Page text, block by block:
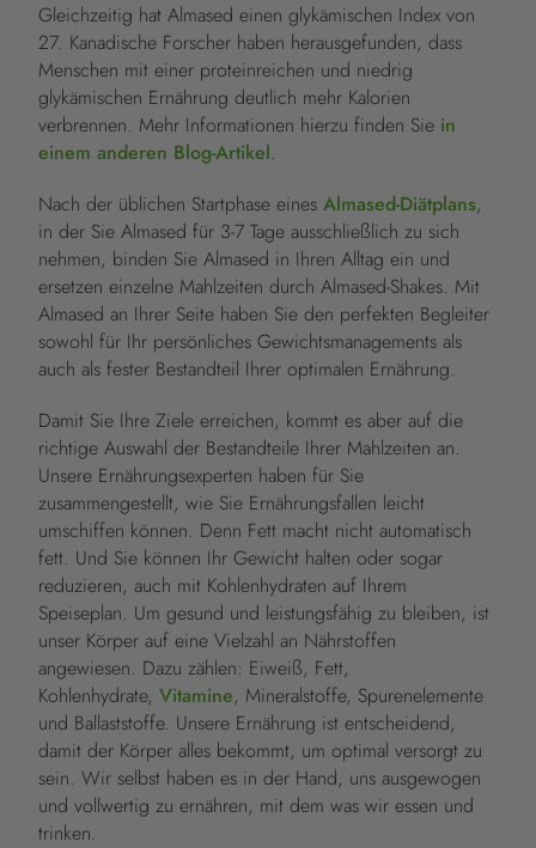
Gleichzeitig hat Almased einen glykämischen Index von
27. Kanadische Forscher haben herausgefunden, dass
Menschen mit einer proteinreichen und niedrig
glykämischen Ernährung deutlich mehr Kalorien
verbrennen. Mehr Informationen hierzu finden Sie in
einem anderen Blog-Artikel.
Nach der üblichen Startphase eines Almased-Diätplans,
in der Sie Almased für 3-7 Tage ausschließlich zu sich
nehmen, binden Sie Almased in Ihren Alltag ein und
ersetzen einzelne Mahlzeiten durch Almased-Shakes. Mit
Almased an Ihrer Seite haben Sie den perfekten Begleiter
sowohl für Ihr persönliches Gewichtsmanagements als
auch als fester Bestandteil Ihrer optimalen Ernährung.
Damit Sie Ihre Ziele erreichen, kommt es aber auf die
richtige Auswahl der Bestandteile Ihrer Mahlzeiten an.
Unsere Ernährungsexperten haben für Sie
zusammengestellt, wie Sie Ernährungsfallen leicht
umschiffen können. Denn Fett macht nicht automatisch
fett. Und Sie können Ihr Gewicht halten oder sogar
reduzieren, auch mit Kohlenhydraten auf Ihrem
Speiseplan. Um gesund und leistungsfähig zu bleiben, ist
unser Körper auf eine Vielzahl an Nährstoffen
angewiesen. Dazu zählen: Eiweiß, Fett,
Kohlenhydrate, Vitamine, Mineralstoffe, Spurenelemente
und Ballaststoffe. Unsere Ernährung ist entscheidend,
damit der Körper alles bekommt, um optimal versorgt zu
sein. Wir selbst haben es in der Hand, uns ausgewogen
und vollwertig zu ernähren, mit dem was wir essen und
trinken.